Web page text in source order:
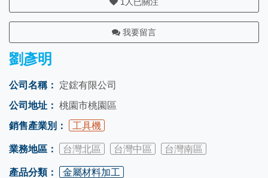
我要留言
劉彥明
公司名稱：
定鋐有限公司
公司地址： 桃園市桃園區
銷售產業別：
工具機
業務地區： 台灣北區 台灣中區 台灣南區
產品分類： 金屬材料加工